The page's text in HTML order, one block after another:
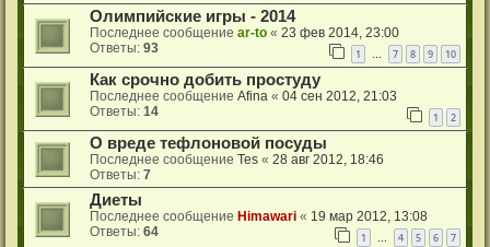
Олимпийские игры - 2014
Последнее сообщение ar-to « 23 фев 2014, 23:00
Ответы: 93 1 … 7 8 9 10
Как срочно добить простуду
Последнее сообщение Afina « 04 сен 2012, 21:03
Ответы: 14 1 2
О вреде тефлоновой посуды
Последнее сообщение Tes « 28 авг 2012, 18:46
Ответы: 7
Диеты
Последнее сообщение Himawari « 19 мар 2012, 13:08
Ответы: 64 1 4 5 6 7